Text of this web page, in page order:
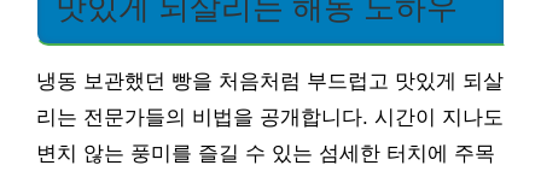
맛있게 되살리는 해동 노하우
냉동 보관했던 빵을 처음처럼 부드럽고 맛있게 되살
리는 전문가들의 비법을 공개합니다. 시간이 지나도
변치 않는 풍미를 즐길 수 있는 섬세한 터치에 주목